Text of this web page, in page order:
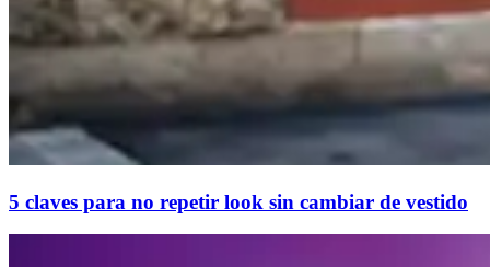
5 claves para no repetir look sin cambiar de vestido